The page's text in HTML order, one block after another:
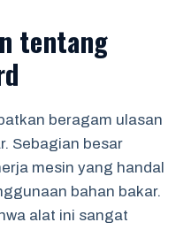
tentang
beragam ulasan
Sebagian besar
mesin yang handal
bahan bakar.
alat ini sangat